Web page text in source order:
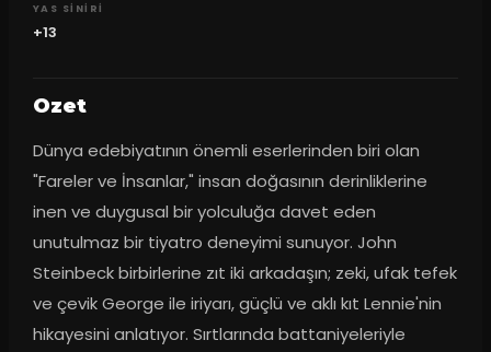
YAS SINIRI
+13
Ozet
Dünya edebiyatının önemli eserlerinden biri olan
"Fareler ve İnsanlar," insan doğasının derinliklerine
inen ve duygusal bir yolculuğa davet eden
unutulmaz bir tiyatro deneyimi sunuyor. John
Steinbeck birbirlerine zıt iki arkadaşın; zeki, ufak tefek
ve çevik George ile iriyarı, güçlü ve aklı kıt Lennie'nin
hikayesini anlatıyor. Sırtlarında battaniyeleriyle